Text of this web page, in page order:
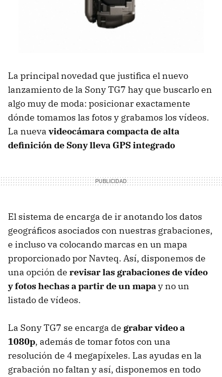
La principal novedad que justifica el nuevo
lanzamiento de la Sony TG7 hay que buscarlo en
algo muy de moda: posicionar exactamente
dónde tomamos las fotos y grabamos los vídeos.
La nueva videocámara compacta de alta
definición de Sony lleva GPSintegrado
El sistema de encarga de ir anotando los datos
geográficos asociados con nuestras grabaciones,
e incluso va colocando marcas en un mapa
proporcionado por Navteq. Así, disponemos de
una opción de revisar las grabaciones de vídeo
y fotos hechas a partir de un mapay no un
listado de vídeos.
La Sony TG7 se encarga de grabar video a
1080p, además de tomar fotos con una
resolución de 4 megapíxeles. Las ayudas en la
grabación no faltan y así, disponemos en todo